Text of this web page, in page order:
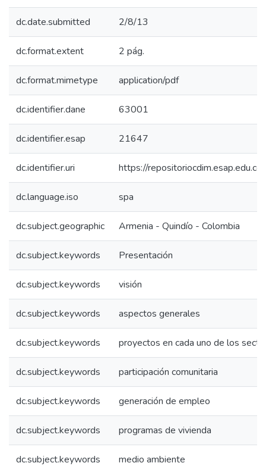
dc.date.submitted 2/8/13
dc.format.extent 2 pág.
dc.format.mimetype application/pdf
dc.identifier.dane 63001
dc.identifier.esap 21647
dc.identifier.uri https://
dc.language.iso spa
dc.subject.geographic Armenia - Quindío - Colombia
dc.subject.keywords Presentación
dc.subject.keywords visión
dc.subject.keywords aspectos generales
dc.subject.keywords proyectos en cada uno de los
dc.subject.keywords participación comunitaria
dc.subject.keywords generación de empleo
dc.subject.keywords programas de vivienda
dc.subject.keywords medio ambiente